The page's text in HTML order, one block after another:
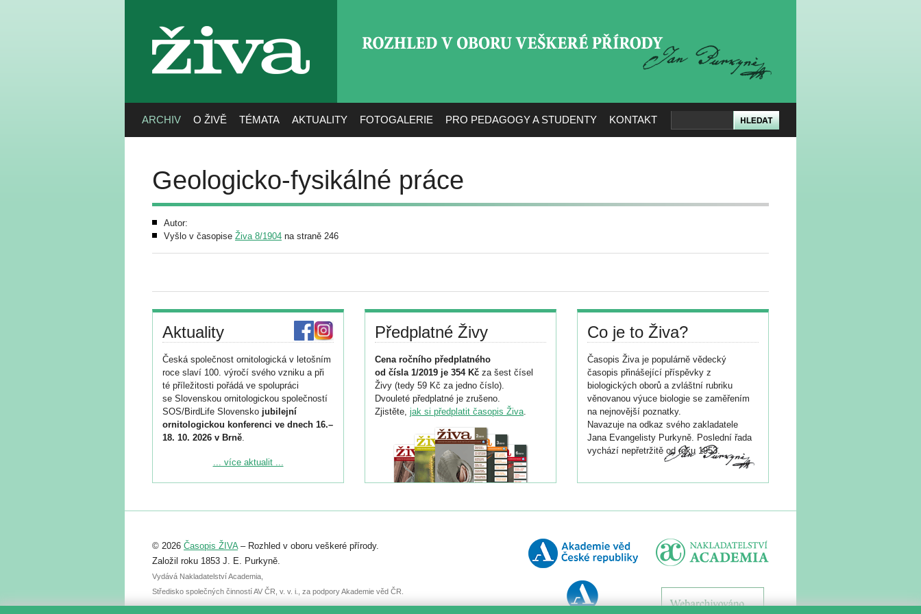
živa
ARCHIV O ŽIVĚ TÉMATA AKTUALITY FOTOGALERIE PRO PEDAGOGY A STUDENTY KONTAKT
Geologicko-fysikálné práce
Autor:
Vyšlo v časopise Živa 8/1904 na straně 246
Aktuality
Česká společnost ornitologická v letošním
roce slaví 100. výročí svého vzniku a při
té příležitosti pořádá ve spolupráci
se Slovenskou ornitologickou společností
SOS/BirdLife Slovensko jubilejní
ornitologickou konferenci ve dnech 16.–
18. 10. 2026 v Brně.
Podrobnější informace ke konferenci
Registrovat se můžete do 6. září.
abstraktu přihlášené přednášky nebo
posteru je už 30. června.
... více aktualit ...
Předplatné Živy
Cena ročního předplatného
od čísla 1/2019 je 354 Kč za šest čísel
Živy (tedy 59 Kč za jedno číslo).
Dvouleté předplatné je zrušeno.
Zjistěte, jak si předplatit časopis Živa.
Co je to Živa?
Časopis Živa je populárně vědecký
časopis přinášející příspěvky z
biologických oborů a zvláštní rubriku
věnovanou výuce biologie se zaměřením
na nejnovější poznatky.
Navazuje na odkaz svého zakladatele
Jana Evangelisty Purkyně. Poslední řada
vychází nepřetržitě od roku 1953.
© 2026 Časopis ŽIVA– Rozhled v oboru veškeré přírody.
Založil roku 1853 J. E. Purkyně.
Vydává Nakladatelství Academia,
Středisko společných činností AV ČR, v. v. i., za podpory Akademie věd ČR.